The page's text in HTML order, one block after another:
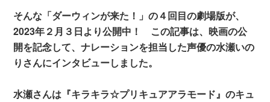
そんな「ダーウィンが来た！」の４回目の劇場版が、
2023年２月３日より公開中！ この記事は、映画の公
開を記念して、ナレーションを担当した声優の水瀬いの
りさんにインタビューしました。
水瀬さんは『キラキラ☆プリキュアアラモード』のキュ